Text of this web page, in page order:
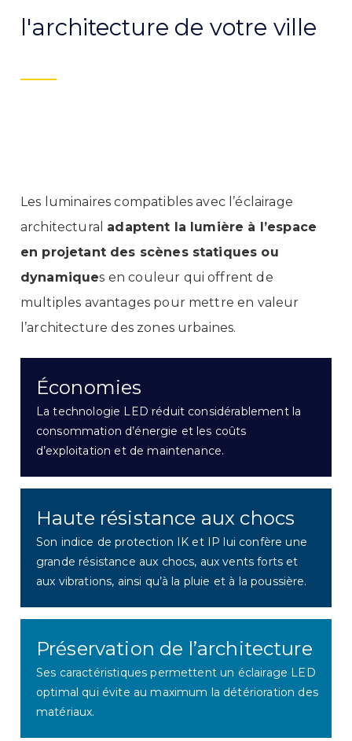
l'architecture de votre ville
Les luminaires compatibles avec l’éclairage
architectural adaptent la lumière à l’espace
en projetant des scènes statiques ou
dynamiques en couleur qui offrent de
multiples avantages pour mettre en valeur
l’architecture des zones urbaines.
Économies
La technologie LED réduit considérablement la
consommation d’énergie et les coûts
d’exploitation et de maintenance.
Haute résistance aux chocs
Son indice de protection IK et IP lui confère une
grande résistance aux chocs, aux vents forts et
aux vibrations, ainsi qu’à la pluie et à la poussière.
Préservation de l’architecture
Ses caractéristiques permettent un éclairage LED
optimal qui évite au maximum la détérioration des
matériaux.